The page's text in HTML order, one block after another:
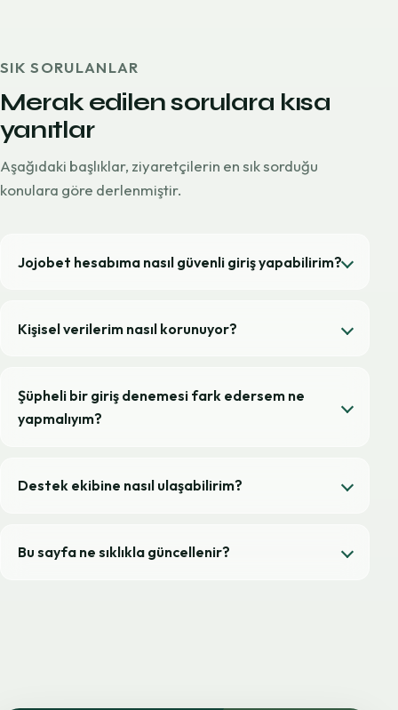
SIK SORULANLAR
Merak edilen sorulara kısa
yanıtlar
Aşağıdaki başlıklar, ziyaretçilerin en sık sorduğu
konulara göre derlenmiştir.
Jojobet hesabıma nasıl güvenli giriş yapabilirim?
Kişisel verilerim nasıl korunuyor?
Şüpheli bir giriş denemesi fark edersem ne
yapmalıyım?
Destek ekibine nasıl ulaşabilirim?
Bu sayfa ne sıklıkla güncellenir?